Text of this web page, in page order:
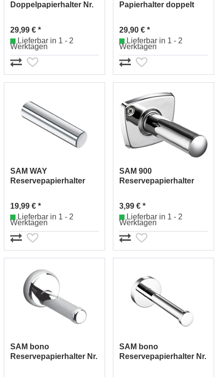
Doppelpapierhalter Nr.
29,99 € *
Lieferbar in 1 - 2
Werktagen
Papierhalter doppelt
29,90 € *
Lieferbar in 1 - 2
Werktagen
SAM WAY
Reservepapierhalter
19,99 € *
Lieferbar in 1 - 2
Werktagen
SAM 900
Reservepapierhalter
3,99 € *
Lieferbar in 1 - 2
Werktagen
SAM bono
Reservepapierhalter Nr.
SAM bono
Reservepapierhalter Nr.